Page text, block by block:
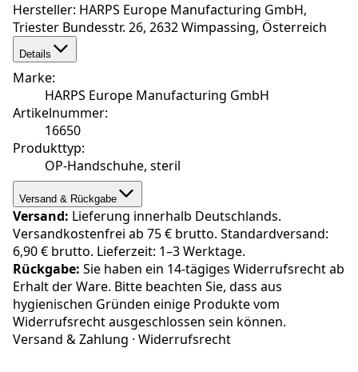
Hersteller: HARPS Europe Manufacturing GmbH,
Triester Bundesstr. 26, 2632 Wimpassing, Österreich
Details
Marke:
HARPS Europe Manufacturing GmbH
Artikelnummer:
16650
Produkttyp:
OP-Handschuhe, steril
Versand & Rückgabe
Versand: Lieferung innerhalb Deutschlands.
Versandkostenfrei ab 75 € brutto. Standardversand:
6,90 € brutto. Lieferzeit: 1–3 Werktage.
Rückgabe: Sie haben ein 14-tägiges Widerrufsrecht ab
Erhalt der Ware. Bitte beachten Sie, dass aus
hygienischen Gründen einige Produkte vom
Widerrufsrecht ausgeschlossen sein können.
Versand & Zahlung · Widerrufsrecht